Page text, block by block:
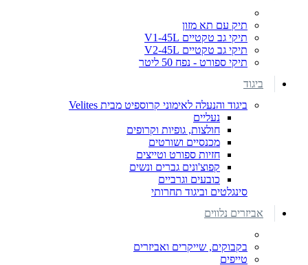
תיק עם תא מזון
תיקי גב טקטיים V1-45L
תיקי גב טקטיים V2-45L
תיקי ספורט - נפח 50 ליטר
ביגוד
ביגוד והנעלה לאימוני קרוספיט מבית Velites
נעליים
חולצות, גופיות וקרופים
מכנסיים ושורטים
חזיות ספורט וטייצים
קפוצ'ונים גברים ונשים
כובעים וגרביים
סינגלטים וביגוד תחרותי
אביזרים נלווים
בקבוקים, שייקרים ואביזרים
טייפים